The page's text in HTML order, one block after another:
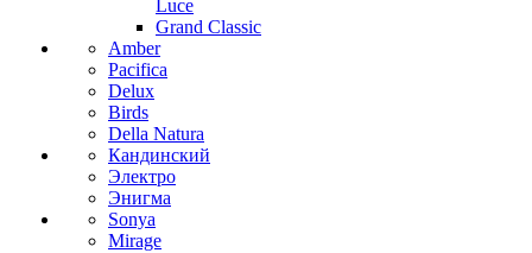
Luce
Grand Classic
Amber
Pacifica
Delux
Birds
Della Natura
Кандинский
Электро
Энигма
Sonya
Mirage